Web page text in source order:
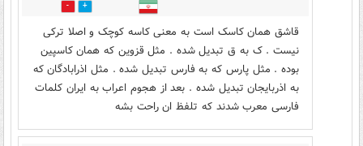
11
قاشق همان کاسک است به معنی کاسه کوچک و اصلا ترکی
نیست . ک به ق تبدیل شده . مثل قزوین که همان کاسپین
بوده . مثل پارس که به فارس تبدیل شده . مثل اذرابادگان که
به اذربایجان تبدیل شده . بعد از هجوم اعراب به ایران کلمات
فارسی معرب شدند که تلفظ ان راحت بشه